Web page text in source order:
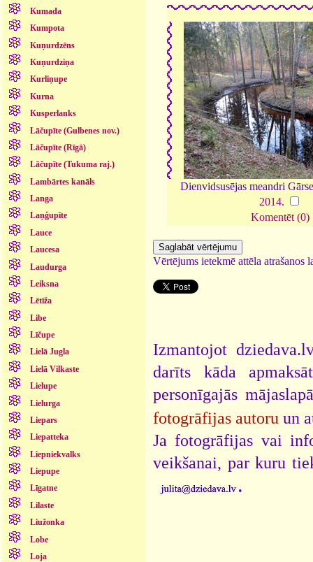
Kumada
Kumpota
Kuņurdzēns
Kuņurdziņa
Kurliņupe
Kurna
Kusperlanks
Lāčupīte (Gulbenes nov.)
Lāčupīte (Rīgā)
Lāčupīte (Tukuma raj.)
Lambārtes kanāls
Langa
Laņģupīte
Lauce
Laucesa
Laudurga
Leiksna
Lētīža
Libe
Līčupe
Lielā Jugla
Lielā Vilkaste
Lielupe
Lielurga
Liepars
Liepatteka
Liepniekvalks
Liepupe
Līgatne
Lilaste
Liužonka
Lobe
Loja
Dienvidsusējas meandri
2014.
Komentēt (0)
Vērtējums ietekmē attēla atrašanos
Izmantojot
darīts kāda
personīgajās
fotogrāfijas autoru un
Ja fotogrāfijas vai
veikšanai, par kuru
.